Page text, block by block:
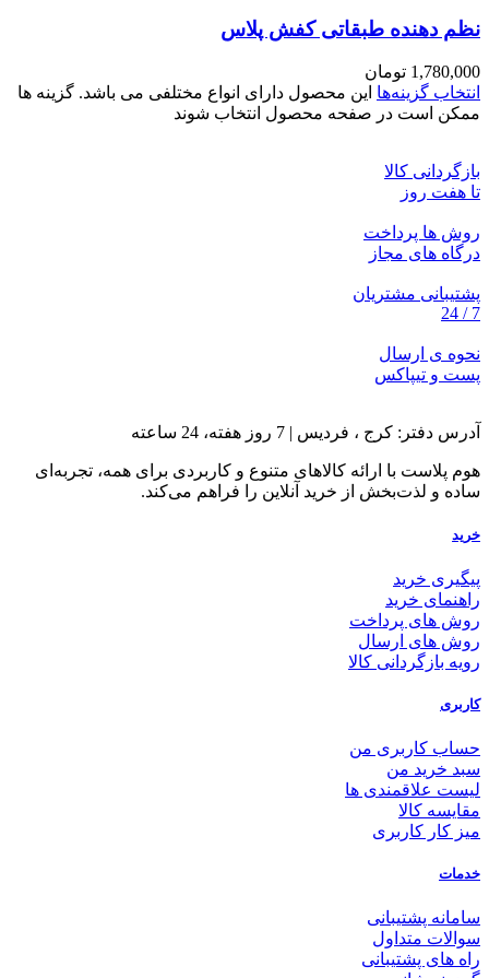
نظم دهنده طبقاتی کفش پلاس
1,780,000 تومان
انتخاب گزینه‌ها این محصول دارای انواع مختلفی می باشد. گزینه ها
ممکن است در صفحه محصول انتخاب شوند
بازگردانی کالا
تا هفت روز
روش ها پرداخت
درگاه های مجاز
پشتیبانی مشتریان
7 / 24
نحوه ی ارسال
پست و تیپاکس
آدرس دفتر: کرج ، فردیس | 7 روز هفته، 24 ساعته
هوم پلاست با ارائه کالاهای متنوع و کاربردی برای همه، تجربه‌ای
ساده و لذت‌بخش از خرید آنلاین را فراهم می‌کند.
خرید
پیگیری خرید
راهنمای خرید
روش های پرداخت
روش های ارسال
رویه بازگردانی کالا
کاربری
حساب کاربری من
سبد خرید من
لیست علاقمندی ها
مقایسه کالا
میز کار کاربری
خدمات
سامانه پشتیبانی
سوالات متداول
راه های پشتیبانی